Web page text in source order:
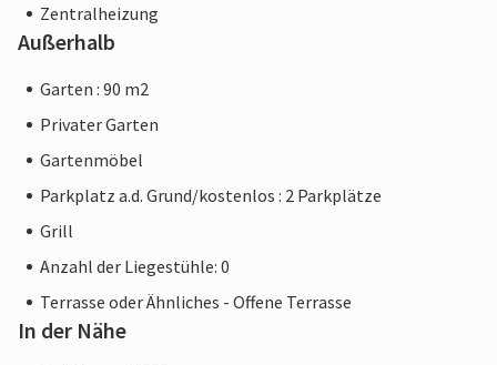
Zentralheizung
Außerhalb
Garten : 90 m2
Privater Garten
Gartenmöbel
Parkplatz a.d. Grund/kostenlos : 2 Parkplätze
Grill
Anzahl der Liegestühle: 0
Terrasse oder Ähnliches - Offene Terrasse
In der Nähe